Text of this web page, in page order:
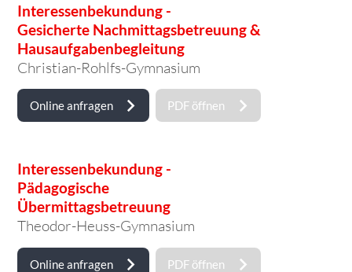
Interessenbekundung -
Gesicherte Nachmittagsbetreuung &
Hausaufgabenbegleitung
Christian-Rohlfs-Gymnasium
Online anfragen PDF öffnen
Interessenbekundung -
Pädagogische
Übermittagsbetreuung
Theodor-Heuss-Gymnasium
Online anfragen PDF öffnen